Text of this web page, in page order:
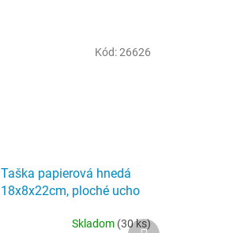
Taška papierová hnedá
18x8x22cm, ploché ucho
Skladom (30 ks)
Kód:26626
Ďalší